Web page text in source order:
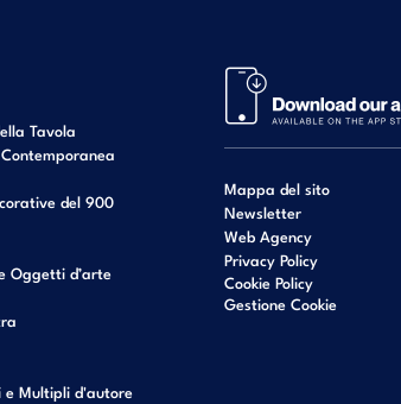
Tavola
del 900
Oggetti d’arte
e Multipli d'autore
Mappa del sito
Newsletter
Web Agency
Privacy Policy
Cookie Policy
Gestione Cookie